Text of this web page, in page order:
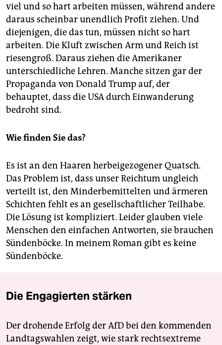
viel und so hart arbeiten müssen, während andere
daraus scheinbar unendlich Profit ziehen. Und
diejenigen, die das tun, müssen nicht so hart
arbeiten. Die Kluft zwischen Arm und Reich ist
riesengroß. Daraus ziehen die Amerikaner
unterschiedliche Lehren. Manche sitzen gar der
Propaganda von Donald Trump auf, der
behauptet, dass die USA durch Einwanderung
bedroht sind.
Wie finden Sie das?
Es ist an den Haaren herbeigezogener Quatsch.
Das Problem ist, dass unser Reichtum ungleich
verteilt ist, den Minderbemittelten und ärmeren
Schichten fehlt es an gesellschaftlicher Teilhabe.
Die Lösung ist kompliziert. Leider glauben viele
Menschen den einfachen Antworten, sie brauchen
Sündenböcke. In meinem Roman gibt es keine
Sündenböcke.
Die Engagierten stärken
Der drohende Erfolg der AfD bei den kommenden
Landtagswahlen zeigt, wie stark rechtsextreme